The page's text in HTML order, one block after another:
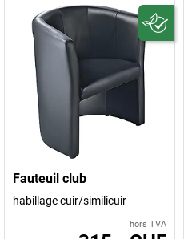
Fauteuil club
habillage cuir/similicuir
hors TVA